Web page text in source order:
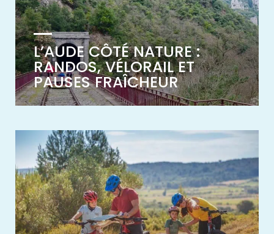
L’AUDE CÔTÉ NATURE :
RANDOS, VÉLORAIL ET
PAUSES FRAÎCHEUR